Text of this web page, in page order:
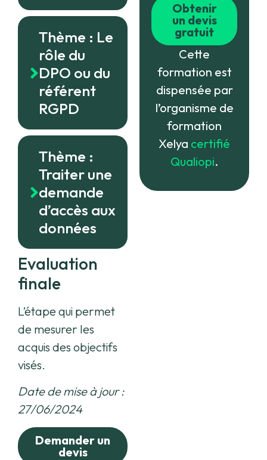
Thème : Le
rôle du
DPO ou du
référent
RGPD
Thème :
Traiter une
demande
d’accès aux
données
Evaluation
finale
L’étape qui permet
de mesurer les
acquis des objectifs
visés.
Date de mise à jour :
27/06/2024
Demander un
devis
Obtenir
un devis
gratuit
Cette
formation est
dispensée par
l’organisme de
formation
Xelya certifié
Qualiopi.